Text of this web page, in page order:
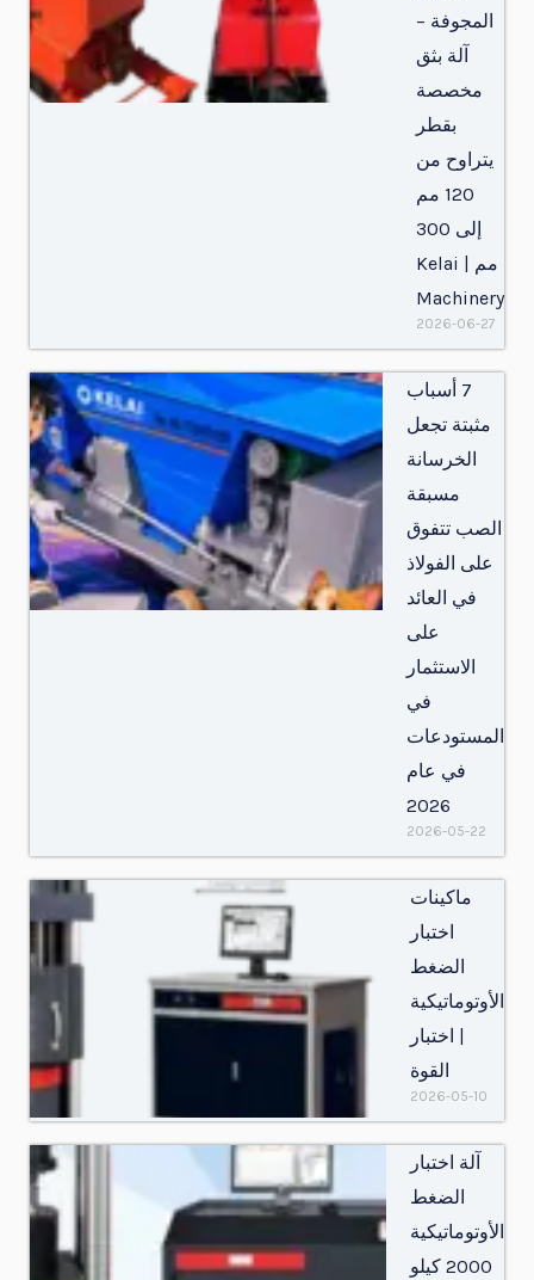
المجوفة –
آلة بثق
مخصصة
بقطر
يتراوح من
120 مم
إلى 300
مم | Kelai
Machinery
2026-06-27
7 أسباب
مثبتة تجعل
الخرسانة
مسبقة
الصب تتفوق
على الفولاذ
في العائد
على
الاستثمار
في
المستودعات
في عام
2026
2026-05-22
ماكينات
اختبار
الضغط
الأوتوماتيكية
| اختبار
القوة
2026-05-10
آلة اختبار
الضغط
الأوتوماتيكية
2000 كيلو